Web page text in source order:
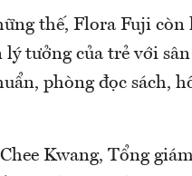
thế, Flora Fuji
tưởng của trẻ với
phòng đọc sách,
Kwang, Tổng